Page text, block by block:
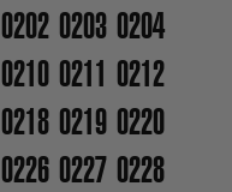
0202 0203 0204
0210 0211 0212
0218 0219 0220
0226 0227 0228